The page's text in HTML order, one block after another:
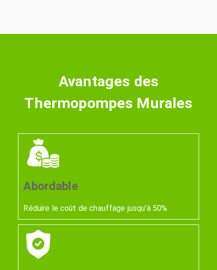
Avantages des
Thermopompes Murales
Abordable
Réduire le coût de chauffage jusqu'à 50%